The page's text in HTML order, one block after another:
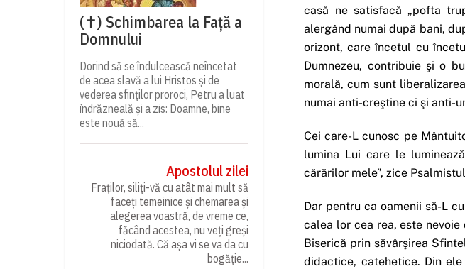
casă ne satisfacă „pofta
alergând numai după bani,
orizont, care încetul cu
Dumnezeu, contribuie şi o
morală, cum sunt
numai anti-creştine ci şi anti-
Cei care-L cunosc pe
lumina Lui care le
cărărilor mele”, zice
Dar pentru ca oamenii să-L
calea lor cea rea, este
Biserică prin săvârşirea
didactice, catehetice. Din
(✝) Schimbarea la Față a
Domnului
Dorind să se îndulcească neîncetat
de acea slavă a lui Hristos și de
vederea sfinților proroci, Petru a luat
îndrăzneală și a zis: Doamne, bine
este nouă să...
Apostolul zilei
Fraților, siliți-vă cu atât mai mult să
faceți temeinice și chemarea și
alegerea voastră, de vreme ce,
făcând acestea, nu veți greși
niciodată. Că așa vi se va da cu
bogăție...